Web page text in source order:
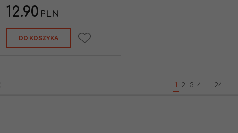
12.90 PLN
DO KOSZYKA
1 2 3 4 24